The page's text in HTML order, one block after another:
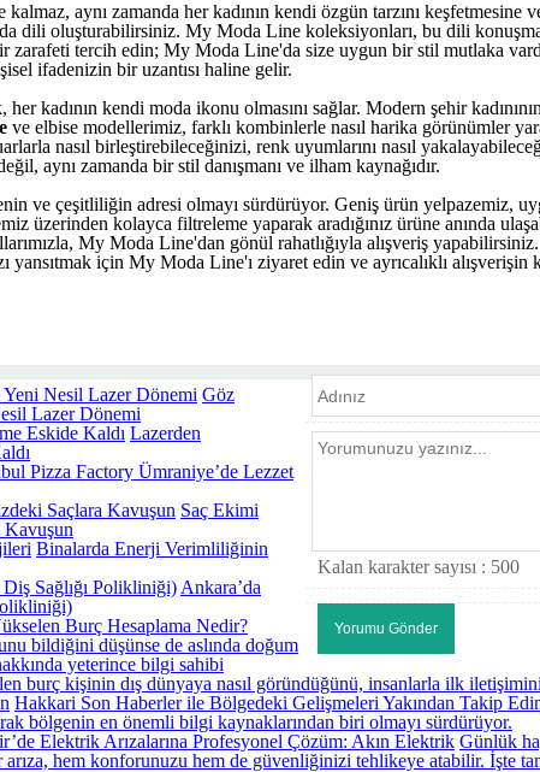
aynı zamanda her kadının kendi özgün tarzını
dili oluşturabilirsiniz. My Moda Line koleksiyonları, bu dili
zarafeti tercih edin; My Moda Line'da size uygun bir stil mutlaka
ifadenizin bir uzantısı haline gelir.
kadının kendi moda ikonu olmasını sağlar. Modern şehir
ve elbise modellerimiz, farklı kombinlerle nasıl harika görünümler
nasıl birleştirebileceğinizi, renk uyumlarını nasıl
aynı zamanda bir stil danışmanı ve ilham kaynağıdır.
ve çeşitliliğin adresi olmayı sürdürüyor. Geniş ürün yelpazemiz,
üzerinden kolayca filtreleme yaparak aradığınız ürüne anında
My Moda Line'dan gönül rahatlığıyla alışveriş yapabilirsiniz.
yansıtmak için My Moda Line'ı ziyaret edin ve ayrıcalıklı alışverişin
Kalan karakter sayısı : 500
Göz
Lazer Dönemi
Lazerden
Pizza Factory Ümraniye’de Lezzet
Saç Ekimi
Kavuşun
Binalarda Enerji Verimliliğinin
Ankara’da
Burç Hesaplama Nedir?
bildiğini düşünse de aslında doğum
yeterince bilgi sahibi
burç kişinin dış dünyaya nasıl göründüğünü, insanlarla ilk iletişimini
Hakkari Son Haberler ile Bölgedeki Gelişmeleri Yakından Takip
bölgenin en önemli bilgi kaynaklarından biri olmayı sürdürüyor.
Elektrik Arızalarına Profesyonel Çözüm: Akın Elektrik Günlük
hem konforunuzu hem de güvenliğinizi tehlikeye atabilir. İşte